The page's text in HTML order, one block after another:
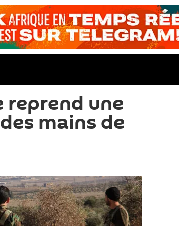
reprend une
mains de